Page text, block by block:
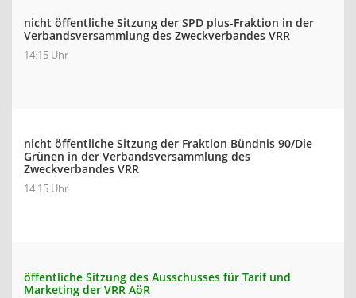
nicht öffentliche Sitzung der SPD plus-Fraktion in der
Verbandsversammlung des Zweckverbandes VRR
14:15 Uhr
nicht öffentliche Sitzung der Fraktion Bündnis 90/Die
Grünen in der Verbandsversammlung des
Zweckverbandes VRR
14:15 Uhr
öffentliche Sitzung des Ausschusses für Tarif und
Marketing der VRR AöR